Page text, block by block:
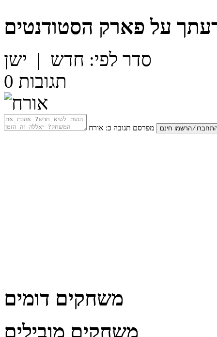
על פארק הסטודנטים
סדר לפי: חדש | ישן
0 תגובות
מפרסם תגובה כ: אורח
משחקים דומים
משחקים מובילים